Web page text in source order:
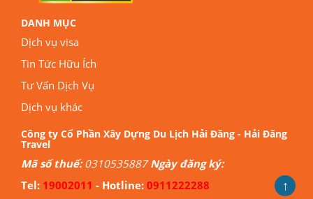
DANH MỤC
Dịch vụ visa
Tin Tức Hữu Ích
Tư Vấn Dịch Vụ
Dịch vụ khác
Công ty Cổ Phần Xây Dựng Du Lịch Hải Đăng - Hải Đăng
Travel
Mã số thuế:0310535887Ngày đăng ký:
Tel: 19002011 - Hotline: 0911222288 ↑